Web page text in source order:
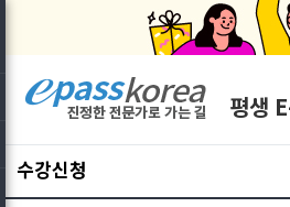
평생
수강신청